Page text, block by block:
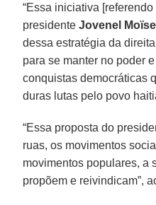
“Essa iniciativa
presidenteJovenel Moïse
dessa estratégia da
para se manter no poder
conquistas democráticas
duras lutas pelo povo
“Essa proposta do
ruas, os movimentos
movimentos populares, a
propõem e reivindicam”,